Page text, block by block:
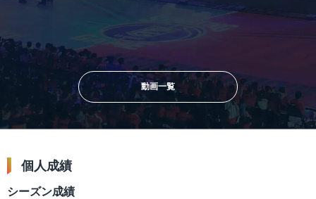
2024.09.30
選！
動画一覧
個人成績
シーズン成績